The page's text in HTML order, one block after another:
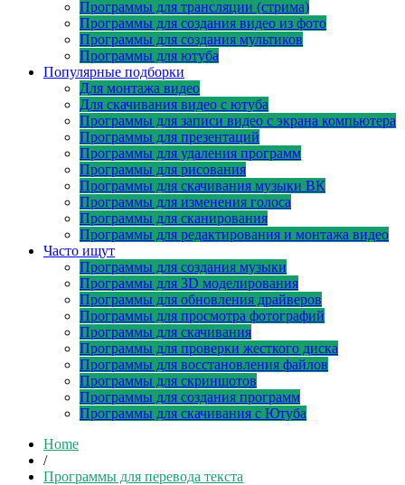
Программы для трансляции (стрима)
Программы для создания видео из фото
Программы для создания мультиков
Программы для ютуба
Популярные подборки
Для монтажа видео
Для скачивания видео с ютуба
Программы для записи видео с экрана компьютера
Программы для презентаций
Программы для удаления программ
Программы для рисования
Программы для скачивания музыки ВК
Программы для изменения голоса
Программы для сканирования
Программы для редактирования и монтажа видео
Часто ищут
Программы для создания музыки
Программы для 3D моделирования
Программы для обновления драйверов
Программы для просмотра фотографий
Программы для скачивания
Программы для проверки жесткого диска
Программы для восстановления файлов
Программы для скриншотов
Программы для создания программ
Программы для скачивания с Ютуба
Home
/
Программы для перевода текста